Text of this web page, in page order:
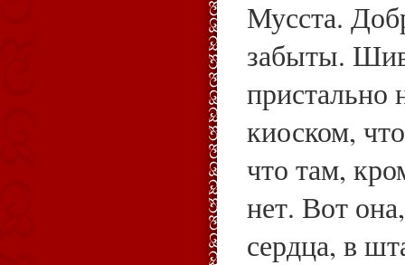
Мусста.
забыты.
пристально
киоском,
что там,
нет. Вот
сердца, в